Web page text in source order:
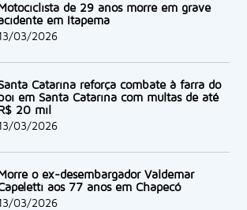
de 29 anos morre em grave
em Itapema
03/2026
Catarina reforça combate à farra do
em Santa Catarina com multas de até
20 mil
03/2026
o ex-desembargador Valdemar
aos 77 anos em Chapecó
03/2026